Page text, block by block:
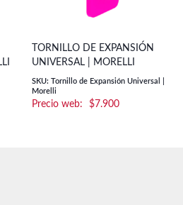
TORNILLO DE EXPANSIÓN
UNIVERSAL | MORELLI
SKU: Tornillo de Expansión Universal |
Morelli
$7.900